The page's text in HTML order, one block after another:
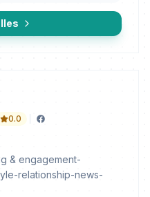
0.0
& engagement-
relationship-news-